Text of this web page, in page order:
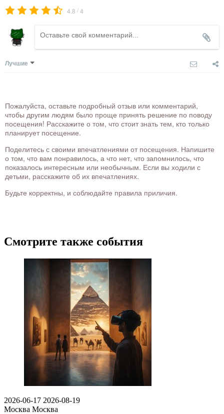
4.8 /4
Лучшие
Пожалуйста, оставьте подробный отзыв или комментарий,
чтобы другим людям было проще принять решение по поводу
посещения! Расскажите о том, что стоит знать тем, кто только
планирует посещение.
Поделитесь с своими впечатлениями от посещения. Напишите
о том, что вам понравилось, а что нет, что запомнилось, что
показалось интересным или необычным. Если вы ходили с
детьми, расскажите об их впечатлениях.
Будьте корректны, и соблюдайте правила приличия.
Смотрите также события
2026-06-17 2026-08-19
Москва Москва